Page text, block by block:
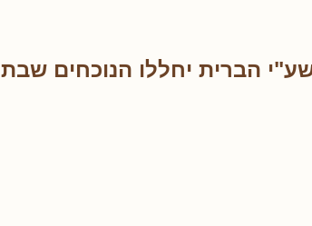
הברית יחללו הנוכחים שבת